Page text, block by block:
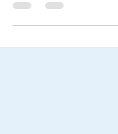
最多人購買的款式😉
https://pse.is/
https://pse.is/